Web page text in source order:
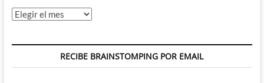
Archivos
RECIBE BRAINSTOMPING POR EMAIL